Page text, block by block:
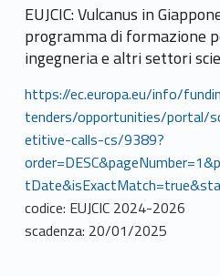
EUJCIC: Vulcanus in
programma di formazione
ingegneria e altri settori
https://ec.europa.eu/info/
tenders/opportunities/portal/
etitive-calls-cs/9389?
codice: EUJCIC 2024-2026
scadenza: 20/01/2025